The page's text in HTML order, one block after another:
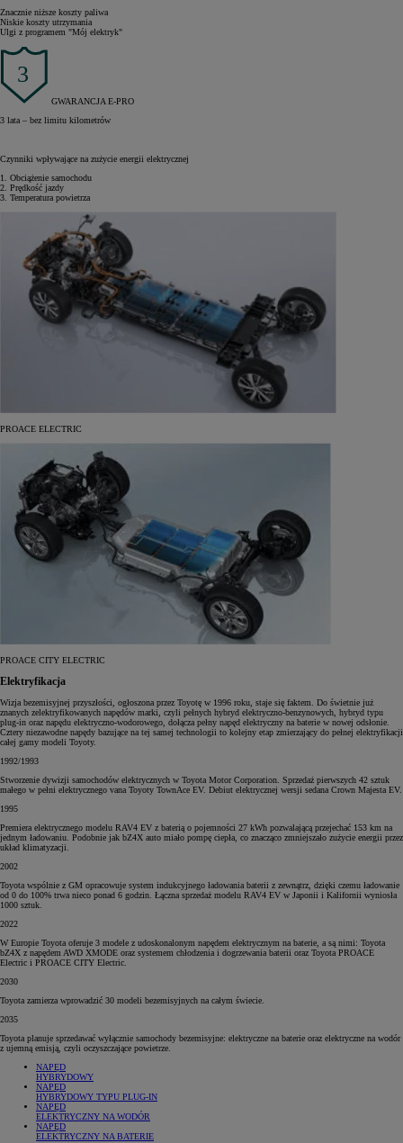
Znacznie niższe koszty paliwa
Niskie koszty utrzymania
Ulgi z programem "Mój elektryk"
GWARANCJA E-PRO
3 lata – bez limitu kilometrów
Czynniki wpływające na zużycie energii elektrycznej
1. Obciążenie samochodu
2. Prędkość jazdy
3. Temperatura powietrza
PROACE ELECTRIC
PROACE CITY ELECTRIC
Elektryfikacja
Wizja bezemisyjnej przyszłości, ogłoszona przez Toyotę w 1996 roku, staje się faktem. Do świetnie już
znanych zelektryfikowanych napędów marki, czyli pełnych hybryd elektryczno-benzynowych, hybryd typu
plug-in oraz napędu elektryczno-wodorowego, dołącza pełny napęd elektryczny na baterie w nowej odsłonie.
Cztery niezawodne napędy bazujące na tej samej technologii to kolejny etap zmierzający do pełnej elektryfikacji
całej gamy modeli Toyoty.
1992/1993
Stworzenie dywizji samochodów elektrycznych w Toyota Motor Corporation. Sprzedaż pierwszych 42 sztuk
małego w pełni elektrycznego vana Toyoty TownAce EV. Debiut elektrycznej wersji sedana Crown Majesta EV.
1995
Premiera elektrycznego modelu RAV4 EV z baterią o pojemności 27 kWh pozwalającą przejechać 153 km na
jednym ładowaniu. Podobnie jak bZ4X auto miało pompę ciepła, co znacząco zmniejszało zużycie energii przez
układ klimatyzacji.
2002
Toyota wspólnie z GM opracowuje system indukcyjnego ładowania baterii z zewnątrz, dzięki czemu ładowanie
od 0 do 100% trwa nieco ponad 6 godzin. Łączna sprzedaż modelu RAV4 EV w Japonii i Kalifornii wyniosła
1000 sztuk.
2022
W Europie Toyota oferuje 3 modele z udoskonalonym napędem elektrycznym na baterie, a są nimi: Toyota
bZ4X z napędem AWD XMODE oraz systemem chłodzenia i dogrzewania baterii oraz Toyota PROACE
Electric i PROACE CITY Electric.
2030
Toyota zamierza wprowadzić 30 modeli bezemisyjnych na całym świecie.
2035
Toyota planuje sprzedawać wyłącznie samochody bezemisyjne: elektryczne na baterie oraz elektryczne na wodór
z ujemną emisją, czyli oczyszczające powietrze.
NAPĘD
HYBRYDOWY
NAPĘD
HYBRYDOWY TYPU PLUG-IN
NAPĘD
ELEKTRYCZNY NA WODÓR
NAPĘD
ELEKTRYCZNY NA BATERIE